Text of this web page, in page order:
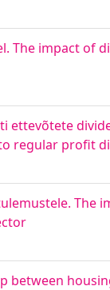
The impact of
ettevõtete
regular profit
The
between